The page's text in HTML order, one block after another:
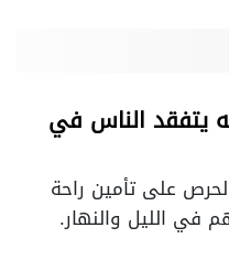
يتفقد الناس في
على تأمين راحة
في الليل والنهار.